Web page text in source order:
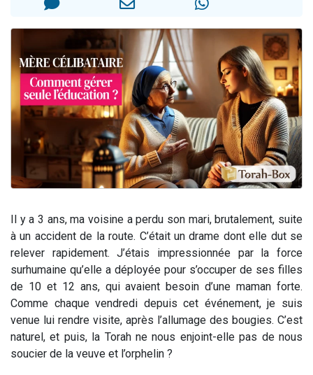
Il reste 49 places pour étudier en groupe sur Zoom
3 personnes viennent de nous rejoindre sur WhatsApp
2 personnes viennent de nous rejoindre sur WhatsApp
2 nouvelles musiques dans Torah-Box Music
6 personnes viennent de nous rejoindre sur WhatsApp
Il y a 3 ans, ma voisine a perdu son mari, brutalement, suite
à un accident de la route. C’était un drame dont elle dut se
relever rapidement. J’étais impressionnée par la force
surhumaine qu’elle a déployée pour s’occuper de ses filles
de 10 et 12 ans, qui avaient besoin d’une maman forte.
Comme chaque vendredi depuis cet événement, je suis
venue lui rendre visite, après l’allumage des bougies. C’est
naturel, et puis, la Torah ne nous enjoint-elle pas de nous
soucier de la veuve et l’orphelin ?